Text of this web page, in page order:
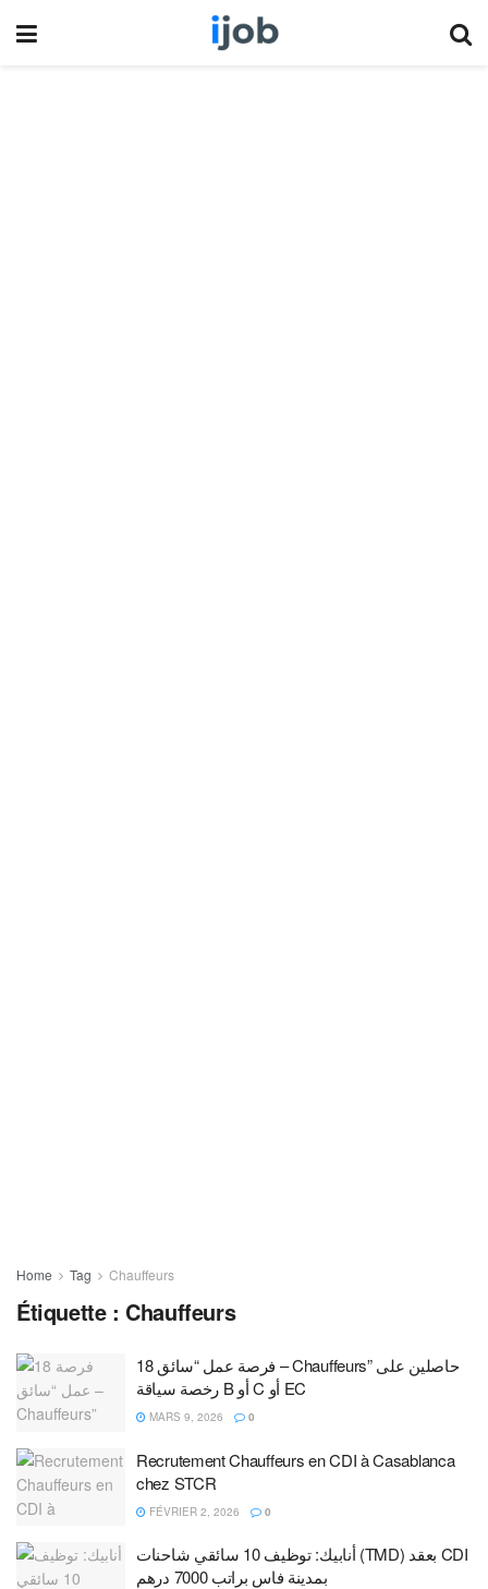
Home Tag Chauffeurs
Étiquette : Chauffeurs
18 فرصة عمل “سائق – Chauffeurs” حاصلين على
رخصة سياقة B أو C أو EC
MARS 9, 2026 0
Recrutement Chauffeurs en CDI à Casablanca
chez STCR
FÉVRIER 2, 2026 0
أنابيك: توظيف 10 سائقي شاحنات (TMD) بعقد CDI
بمدينة فاس براتب 7000 درهم